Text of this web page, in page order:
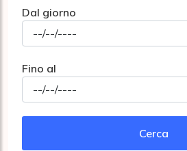
Dal giorno
Fino al
Cerca